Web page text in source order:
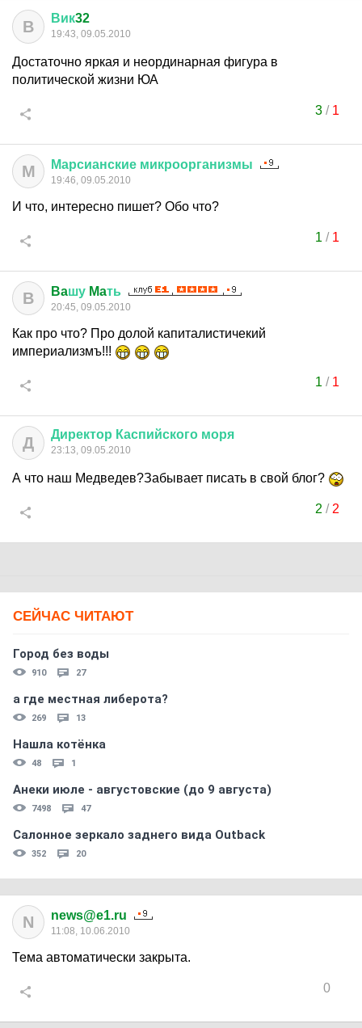
В Вик32
19:43, 09.05.2010
Достаточно яркая и неординарная фигура в
политической жизни ЮА
3/ 1
М Марсианские микроорганизмы
19:46, 09.05.2010
И что, интересно пишет? Обо что?
1 / 1
B Baшу Maть
20:45, 09.05.2010
Как про что? Про долой капиталистичекий
империализмъ!!!
1 / 1
Д Директор Каспийского моря
23:13, 09.05.2010
А что наш Медведев?Забывает писать в свой блог?
2 / 2
СЕЙЧАС ЧИТАЮТ
Город без воды
910 27
а где местная либерота?
269 13
Нашла котёнка
48 1
Анеки июле - августовские (до 9 августа)
7498 47
Салонное зеркало заднего вида Outback
352 20
N news@e1.ru
11:08, 10.06.2010
Тема автоматически закрыта.
0